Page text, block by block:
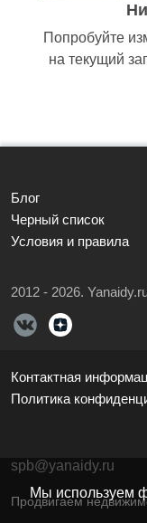
Попробуйте
на текущий
Мы используем
Блог
Черный список
Условия и правила
2012 - 2026.
Контактная
Политика
spb@yanaidy.ru
Продвигаем